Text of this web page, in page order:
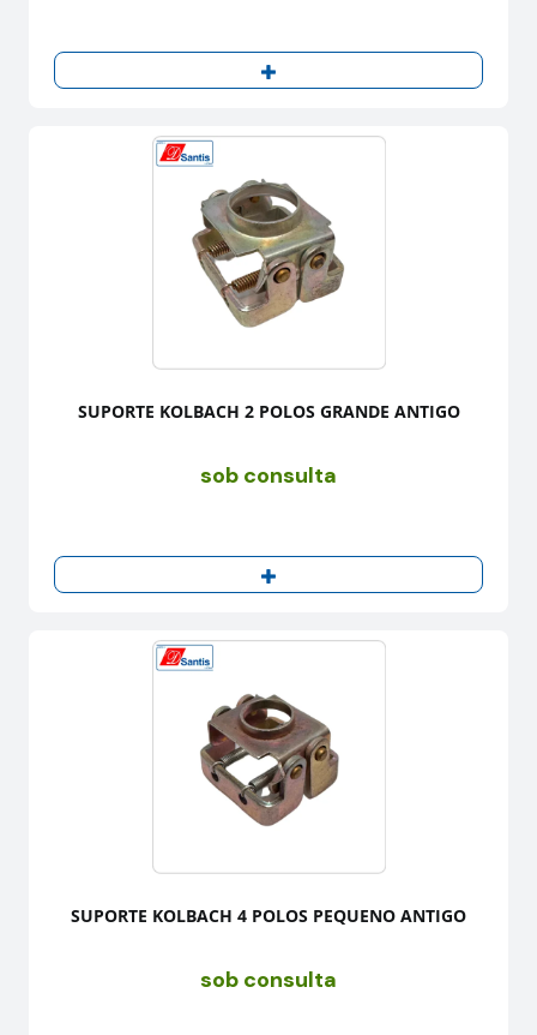
SUPORTE KOLBACH 2 POLOS GRANDE ANTIGO
sob consulta
SUPORTE KOLBACH 4 POLOS PEQUENO ANTIGO
sob consulta